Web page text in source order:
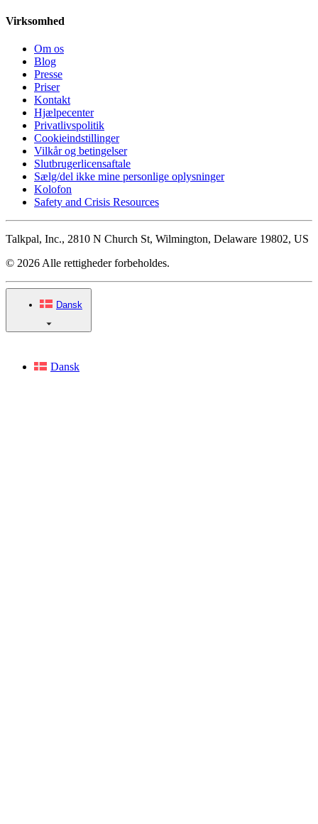
Virksomhed
Om os
Blog
Presse
Priser
Kontakt
Hjælpecenter
Privatlivspolitik
Cookieindstillinger
Vilkår og betingelser
Slutbrugerlicensaftale
Sælg/del ikke mine personlige oplysninger
Kolofon
Safety and Crisis Resources
Talkpal, Inc., 2810 N Church St, Wilmington, Delaware 19802, US
© 2026 Alle rettigheder forbeholdes.
Dansk
Dansk